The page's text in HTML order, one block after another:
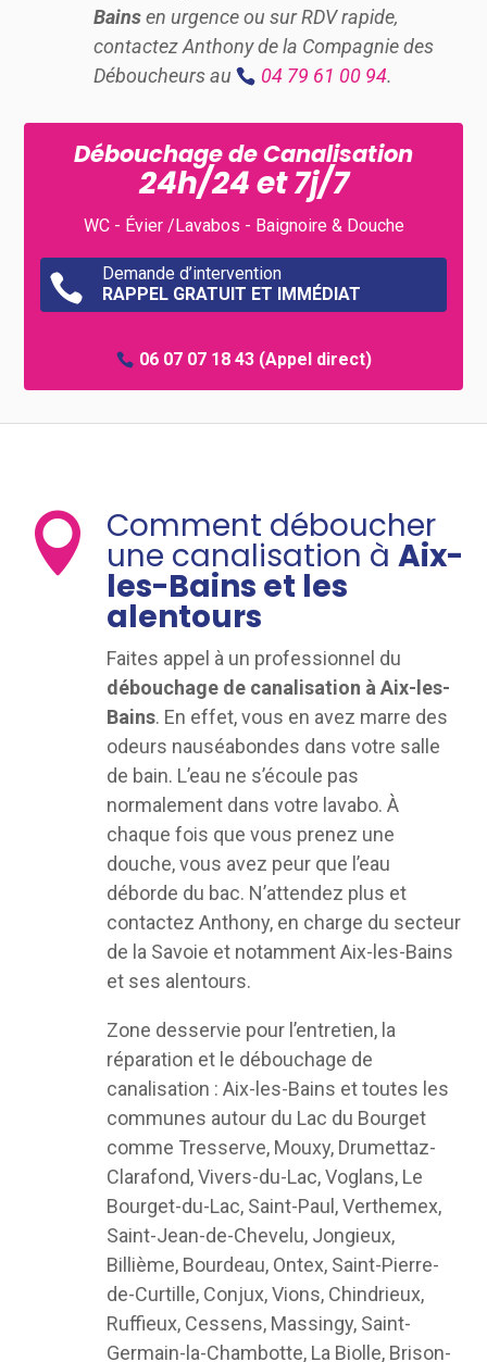
Bainsen urgence ou sur RDV rapide,
contactez Anthony de la Compagnie des
Déboucheurs au
04 79 61 00 94.
Débouchage de Canalisation
24h/24 et 7j/7
WC - Évier /Lavabos - Baignoire & Douche

Demande d’intervention
RAPPEL GRATUIT ET IMMÉDIAT
06 07 07 18 43(Appel direct)
 Comment déboucher
une canalisation à Aix-
les-Bains et les
alentours
Faites appel à un professionnel du
débouchage de canalisation à Aix-les-
Bains. En effet, vous en avez marre des
odeurs nauséabondes dans votre salle
de bain. L’eau ne s’écoule pas
normalement dans votre lavabo. À
chaque fois que vous prenez une
douche, vous avez peur que l’eau
déborde du bac. N’attendez plus et
contactez Anthony, en charge du secteur
de la Savoie et notamment Aix-les-Bains
et ses alentours.
Zone desservie pour l’entretien, la
réparation et le débouchage de
canalisation : Aix-les-Bains et toutes les
communes autour du Lac du Bourget
comme Tresserve, Mouxy, Drumettaz-
Clarafond, Vivers-du-Lac, Voglans, Le
Bourget-du-Lac, Saint-Paul, Verthemex,
Saint-Jean-de-Chevelu, Jongieux,
Billième, Bourdeau, Ontex, Saint-Pierre-
de-Curtille, Conjux, Vions, Chindrieux,
Ruffieux, Cessens, Massingy, Saint-
Germain-la-Chambotte, La Biolle, Brison-